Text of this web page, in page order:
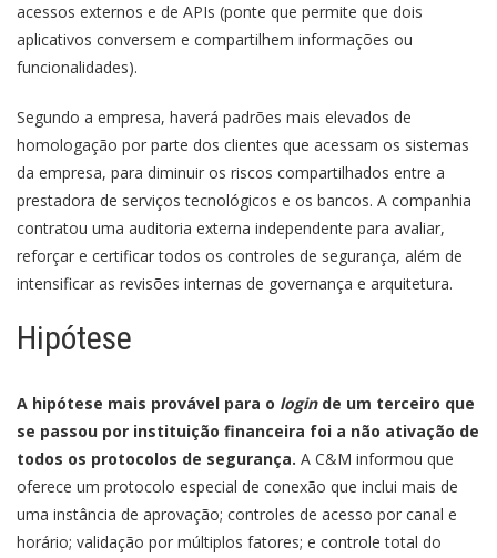
acessos externos e de APIs (ponte que permite que dois
aplicativos conversem e compartilhem informações ou
funcionalidades).
Segundo a empresa, haverá padrões mais elevados de
homologação por parte dos clientes que acessam os sistemas
da empresa, para diminuir os riscos compartilhados entre a
prestadora de serviços tecnológicos e os bancos. A companhia
contratou uma auditoria externa independente para avaliar,
reforçar e certificar todos os controles de segurança, além de
intensificar as revisões internas de governança e arquitetura.
Hipótese
A hipótese mais provável para o loginde um terceiro que
se passou por instituição financeira foi a não ativação de
todos os protocolos de segurança. A C&M informou que
oferece um protocolo especial de conexão que inclui mais de
uma instância de aprovação; controles de acesso por canal e
horário; validação por múltiplos fatores; e controle total do